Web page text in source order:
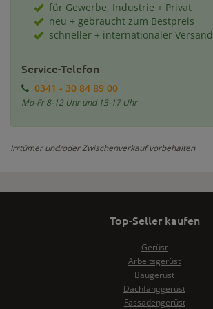
für Gewerbe, Industrie + Privat
neu + gebraucht zum Bestpreis
schneller + internationaler Versand
Service-Telefon
0341 - 30 84 89 00
Mo-Fr 8-12 Uhr und 13-17 Uhr
Irrtümer und/oder Zwischenverkauf vorbehalten
Top-Seller kaufen
Gerüst
Arbeitsgerüst
Baugerüst
Dachfanggerüst
Fassadengerüst